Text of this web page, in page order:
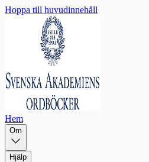
Hoppa till huvudinnehåll
Hem
Om
Hjälp